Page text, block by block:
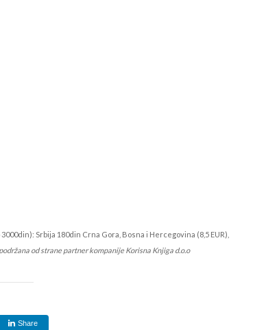
Srbija 180din Crna Gora, Bosna i Hercegovina (8,5 EUR),
od strane partner kompanije Korisna Knjiga d.o.o
Share